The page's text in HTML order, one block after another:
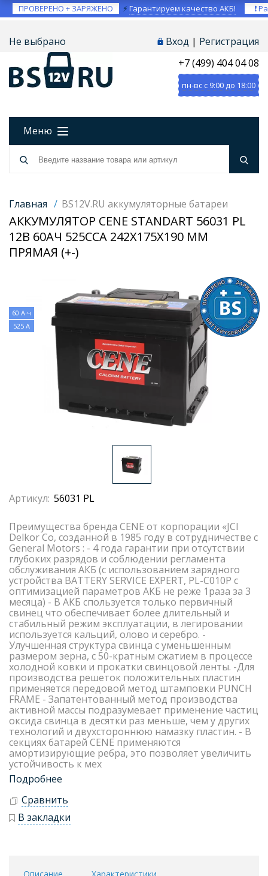
ПРОВЕРЕНО + ЗАРЯЖЕНО ⚡Гарантируем качество АКБ! ❗
Не выбрано Вход | Регистрация
+7 (499) 404 04 08
пн-вс с 9:00 до 18:00
Меню
Главная / BS12V.RU аккумуляторные батареи
АККУМУЛЯТОР CENE STANDART 56031 PL
12В 60АЧ 525CCA 242X175X190 ММ
ПРЯМАЯ (+-)
60 А·ч
525 А
Артикул: 56031 PL
Преимущества бренда CENE от корпорации «JCI
Delkor Со, созданной в 1985 году в сотрудничестве с
General Motors : - 4 года гарантии при отсутствии
глубоких разрядов и соблюдении регламента
обслуживания АКБ (с использованием зарядного
устройства BATTERY SERVICE EXPERT, PL-C010P с
оптимизацией параметров АКБ не реже 1раза за 3
месяца) - В АКБ спользуется только первичный
свинец что обеспечивает более длительный и
стабильный режим эксплуатации, в легировании
используется кальций, олово и серебро. -
Улучшенная структура свинца с уменьшенным
размером зерна, с 50-кратным сжатием в процессе
холодной ковки и прокатки свинцовой ленты. -Для
производства решеток положительных пластин
применяется передовой метод штамповки PUNCH
FRAME - Запатентованный метод производства
активной массы подразумевает применение частиц
оксида свинца в десятки раз меньше, чем у других
технологий и двухстороннюю намазку пластин. - В
секциях батарей CENE применяются
амортизирующие ребра, это позволяет увеличить
устойчивость к мех
Подробнее
Сравнить
В закладки